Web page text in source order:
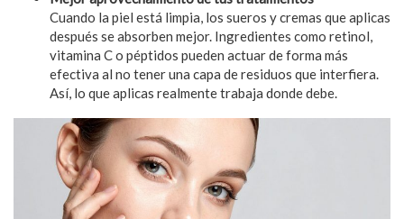
Cuando la piel está limpia, los sueros y cremas que aplicas
después se absorben mejor. Ingredientes como retinol,
vitamina C o péptidos pueden actuar de forma más
efectiva al no tener una capa de residuos que interfiera.
Así, lo que aplicas realmente trabaja donde debe.